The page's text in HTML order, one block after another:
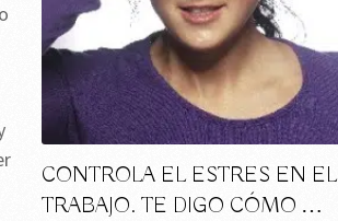
CONTROLA EL ESTRES EN EL
TRABAJO. TE DIGO CÓMO …